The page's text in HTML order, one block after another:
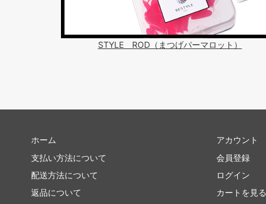
STYLE ROD（まつげパーマロット）
ホーム
支払い方法について
配送方法について
返品について
アカウント
会員登録
ログイン
カートを見る